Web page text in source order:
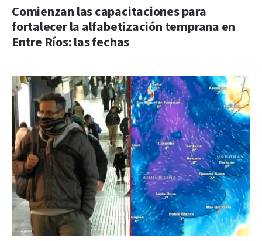
Comienzan las capacitaciones para
fortalecer la alfabetización temprana en
Entre Ríos: las fechas